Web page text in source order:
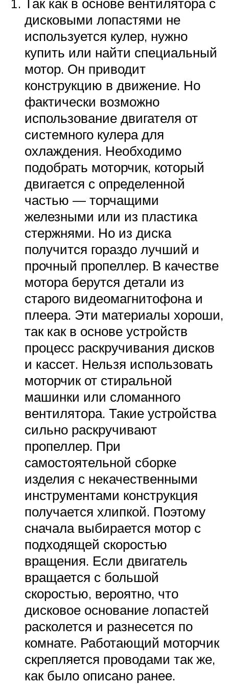
дисковыми лопастями не
используется кулер, нужно
купить или найти специальный
мотор. Он приводит
конструкцию в движение. Но
фактически возможно
использование двигателя от
системного кулера для
охлаждения. Необходимо
подобрать моторчик, который
двигается с определенной
частью — торчащими
железными или из пластика
стержнями. Но из диска
получится гораздо лучший и
прочный пропеллер. В качестве
мотора берутся детали из
старого видеомагнитофона и
плеера. Эти материалы хороши,
так как в основе устройств
процесс раскручивания дисков
и кассет. Нельзя использовать
моторчик от стиральной
машинки или сломанного
вентилятора. Такие устройства
сильно раскручивают
пропеллер. При
самостоятельной сборке
изделия с некачественными
инструментами конструкция
получается хлипкой. Поэтому
сначала выбирается мотор с
подходящей скоростью
вращения. Если двигатель
вращается с большой
скоростью, вероятно, что
дисковое основание лопастей
расколется и разнесется по
комнате. Работающий моторчик
скрепляется проводами так же,
как было описано ранее.